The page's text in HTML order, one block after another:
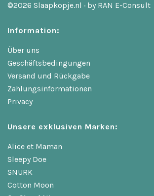
©2026 Slaapkopje.nl · by RAN E-Consult
Information:
Über uns
Geschäftsbedingungen
Versand und Rückgabe
Zahlungsinformationen
Privacy
Unsere exklusiven Marken:
Alice et Maman
Sleepy Doe
SNURK
Cotton Moon